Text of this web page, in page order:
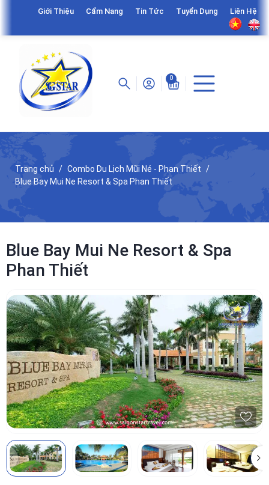
Giới Thiệu Cẩm Nang Tin Tức Tuyển Dụng Liên Hệ
0
Trang chủ
Combo Du Lịch Mũi Né - Phan Thiết
Blue Bay Mui Ne Resort & Spa Phan Thiết
Blue Bay Mui Ne Resort & Spa
Phan Thiết